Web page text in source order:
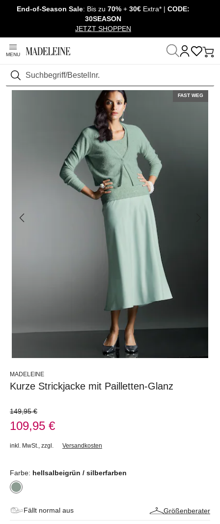
Überspringe Navigation, direkt zum Content
End-of-Season Sale: Bis zu 70% + 30€ Extra* | CODE:
30SEASON
JETZT SHOPPEN
MENU
Suchen
Startseite Mode Pullover & Strick
FAST WEG
MADELEINE
Kurze Strickjacke mit Pailletten-Glanz
149,95 €
109,95 €
inkl. MwSt. zzgl. Versandkosten
Farbe: hellsalbeigrün / silberfarben
Fällt normal aus Größenberater